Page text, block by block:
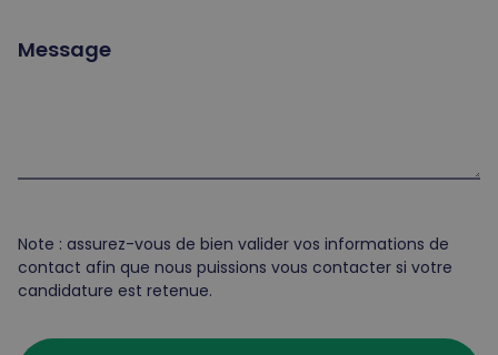
Message
Note : assurez-vous de bien valider vos informations de
contact afin que nous puissions vous contacter si votre
candidature est retenue.